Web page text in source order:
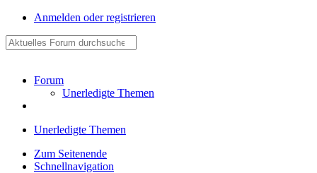
Anmelden oder registrieren
Forum
Unerledigte Themen
Unerledigte Themen
Zum Seitenende
Schnellnavigation